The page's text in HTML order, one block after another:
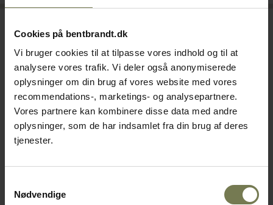
Cookies på bentbrandt.dk
Vi bruger cookies til at tilpasse vores indhold og til at
analysere vores trafik. Vi deler også anonymiserede
oplysninger om din brug af vores website med vores
recommendations-, marketings- og analysepartnere.
Vores partnere kan kombinere disse data med andre
oplysninger, som de har indsamlet fra din brug af deres
tjenester.
Nødvendige
APS skæreplanke, egetræ,
Varenr: 51075058
Rosti Hamlet smørebræt,